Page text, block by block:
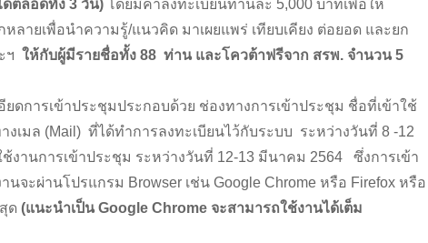
ด้ตลอดทั้ง 3 วัน) โดยมีค่าลงทะเบียนท่านละ 5,000 บาทเพื่อให้
ายเพื่อนำความรู้/แนวคิด มาเผยแพร่ เทียบเคียง ต่อยอด และยก
ฯ ให้กับผู้มีรายชื่อทั้ง 88 ท่าน และโควต้าฟรีจาก สรพ. จำนวน 5
ยดการเข้าประชุมประกอบด้วย ช่องทางการเข้าประชุม ชื่อที่เข้าใช้
เมล (Mail) ที่ได้ทำการลงทะเบียนไว้กับระบบ ระหว่างวันที่ 8 -12
งานการเข้าประชุม ระหว่างวันที่ 12-13 มีนาคม 2564 ซึ่งการเข้า
จะผ่านโปรแกรม Browser เช่น Google Chrome หรือ Firefox หรือ
ด (แนะนำเป็น Google Chrome จะสามารถใช้งานได้เต็ม